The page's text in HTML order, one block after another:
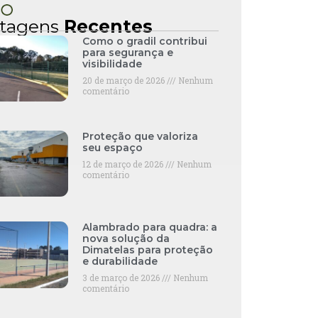
Recentes
Como o gradil contribui
para segurança e
visibilidade
20 de março de 2026
Nenhum
comentário
Proteção que valoriza
seu espaço
12 de março de 2026
Nenhum
comentário
Alambrado para quadra: a
nova solução da
Dimatelas para proteção
e durabilidade
3 de março de 2026
Nenhum
comentário